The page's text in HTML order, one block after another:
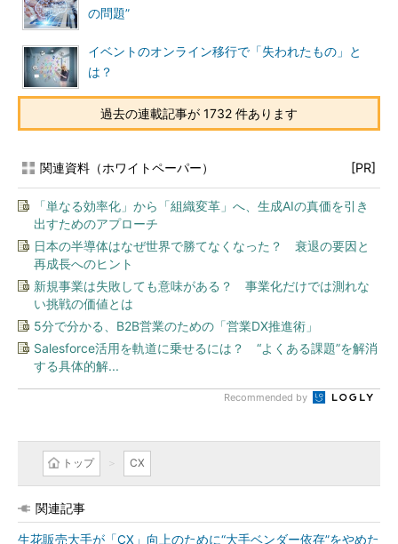
の問題”
イベントのオンライン移行で「失われたもの」と
は？
過去の連載記事が 1732 件あります
関連資料（ホワイトペーパー） [PR]
「単なる効率化」から「組織変革」へ、生成AIの真価を引き
出すためのアプローチ
日本の半導体はなぜ世界で勝てなくなった？ 衰退の要因と
再成長へのヒント
新規事業は失敗しても意味がある？ 事業化だけでは測れな
い挑戦の価値とは
5分で分かる、B2B営業のための「営業DX推進術」
Salesforce活用を軌道に乗せるには？ “よくある課題”を解消
する具体的解...
Recommended by
トップ CX
関連記事
生花販売大手が「CX」向上のために“大手ベンダー依存”をやめた